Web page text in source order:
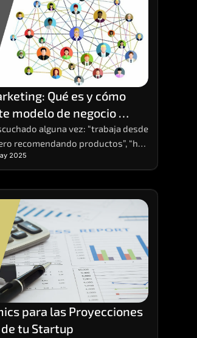
Qué es y cómo
modelo de negocio
alguna vez: “trabaja desde
recomendando productos”, “haz
ingresos residuales”. Estas
en redes sociales o eventos de
suelen estar relacionadas con el
¿Pero qué es exactamente y
¿Es una estafa o una forma real de
2025
para las Proyecciones
tu Startup